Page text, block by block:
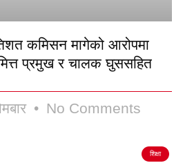
कमिसन मागेको आरोपमा
प्रमुख र चालक घुससहित
No Comments
शिक्षा